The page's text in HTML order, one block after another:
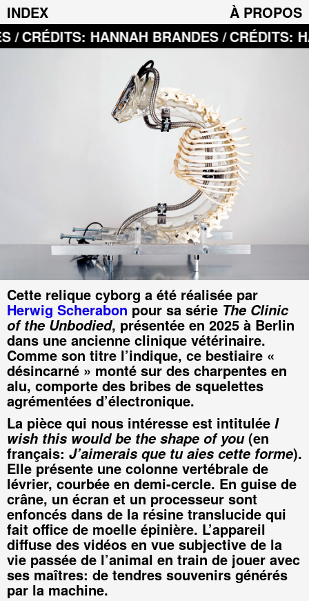
À PROPOS
INDEX
HANNAH BRANDES / CRÉDITS: HANNAH
Cette relique cyborg a été réalisée par
Herwig Scherabon pour sa série The Clinic
of the Unbodied, présentée en 2025 à Berlin
dans une ancienne clinique vétérinaire.
Comme son titre l’indique, ce bestiaire «
désincarné » monté sur des charpentes en
alu, comporte des bribes de squelettes
agrémentées d’électronique.
La pièce qui nous intéresse est intitulée I
wish this would be the shape of you(en
français: J’aimerais que tu aies cette forme).
Elle présente une colonne vertébrale de
lévrier, courbée en demi-cercle. En guise de
crâne, un écran et un processeur sont
enfoncés dans de la résine translucide qui
fait office de moelle épinière. L’appareil
diffuse des vidéos en vue subjective de la
vie passée de l’animal en train de jouer avec
ses maîtres: de tendres souvenirs générés
par la machine.